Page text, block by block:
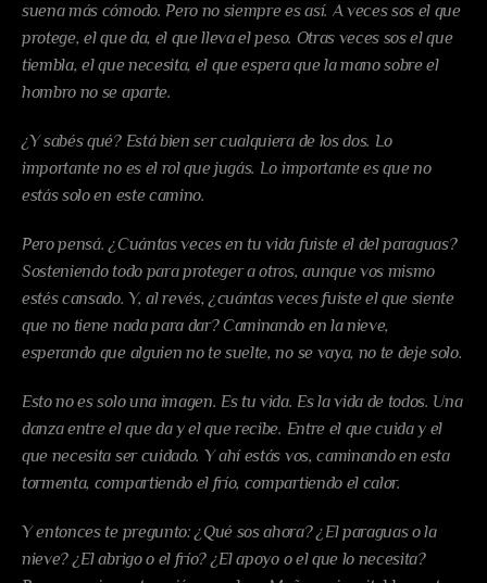
suena más cómodo. Pero no siempre es así. A veces sos el que
protege, el que da, el que lleva el peso. Otras veces sos el que
tiembla, el que necesita, el que espera que la mano sobre el
hombro no se aparte.
¿Y sabés qué? Está bien ser cualquiera de los dos. Lo
importante no es el rol que jugás. Lo importante es que no
estás solo en este camino.
Pero pensá. ¿Cuántas veces en tu vida fuiste el del paraguas?
Sosteniendo todo para proteger a otros, aunque vos mismo
estés cansado. Y, al revés, ¿cuántas veces fuiste el que siente
que no tiene nada para dar? Caminando en la nieve,
esperando que alguien no te suelte, no se vaya, no te deje solo.
Esto no es solo una imagen. Es tu vida. Es la vida de todos. Una
danza entre el que da y el que recibe. Entre el que cuida y el
que necesita ser cuidado. Y ahí estás vos, caminando en esta
tormenta, compartiendo el frío, compartiendo el calor.
Y entonces te pregunto: ¿Qué sos ahora? ¿El paraguas o la
nieve? ¿El abrigo o el frío? ¿El apoyo o el que lo necesita?